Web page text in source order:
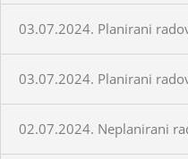
03.07.2024. Planirani
03.07.2024. Planirani
02.07.2024. Neplanirani